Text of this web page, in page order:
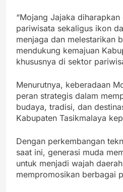
“Mojang Jajaka
pariwisata sekaligus ikon
menjaga dan melestarikan
mendukung kemajuan
khususnya di sektor
Menurutnya, keberadaan
peran strategis dalam
budaya, tradisi, dan
Kabupaten Tasikmalaya
Dengan perkembangan
saat ini, generasi muda
untuk menjadi wajah
mempromosikan berbagai